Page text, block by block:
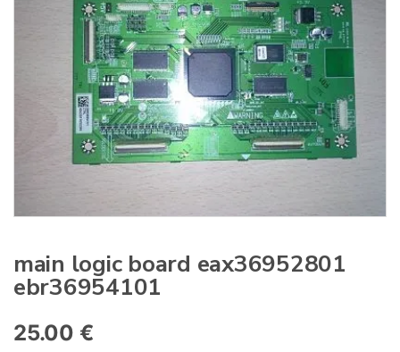
main logic board eax36952801
ebr36954101
25.00 €